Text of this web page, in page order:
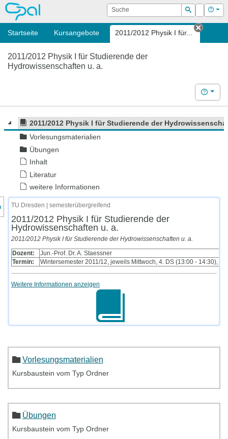
OPAL Suche
Suchen
Login Hilfe
Startseite Kursangebote 2011/2012 Physik I für...
Tab
2011/2012 Physik I für Studierende der
Hydrowissenschaften u. a.
Hilfe
2011/2012 Physik I für Studierende der
Vorlesungsmaterialien
Übungen
Inhalt
Literatur
weitere Informationen
des Kursmenüs
TU Dresden | semesterübergreifend
2011/2012 Physik I für Studierende der
Hydrowissenschaften u. a.
2011/2012 Physik I für Studierende der Hydrowissenschaften u. a.
Dozent:
Jun.-Prof. Dr. A. Staessner
Termin:
Wintersemester 2011/12, jeweils Mittwoch, 4. DS (13:00 - 14:30),
Weitere Informationen anzeigen
Vorlesungsmaterialien
Kursbaustein vom Typ Ordner
Übungen
Kursbaustein vom Typ Ordner